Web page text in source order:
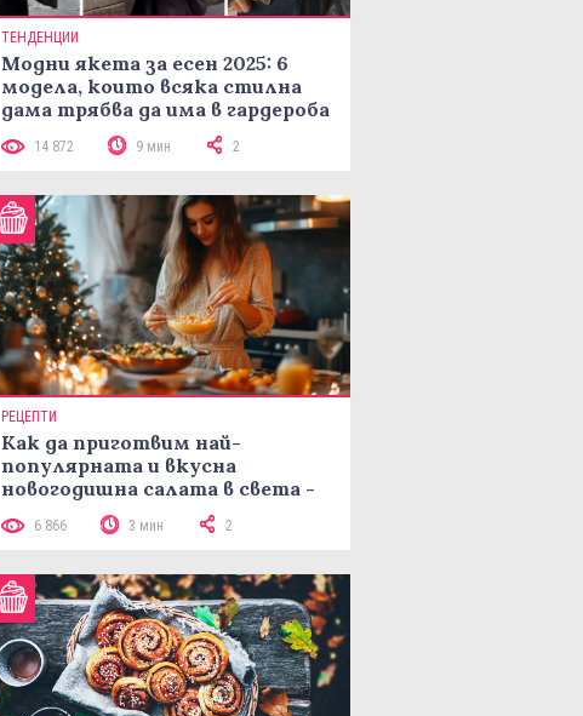
ТЕНДЕНЦИИ
Модни якета за есен 2025: 6
модела, които всяка стилна
дама трябва да има в гардероба
14 872 9 мин 2
РЕЦЕПТИ
Как да приготвим най-
популярната и вкусна
новогодишна салата в света -
рецепта Мимоза
6 866 3 мин 2